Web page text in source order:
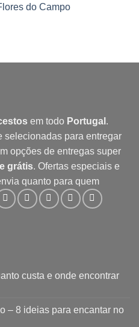
do Campo
em todo Portugal .
selecionadas para entregar
opções de entregas super
grátis. Ofertas especiais e
quanto para quem
custa e onde encontrar
– 8 ideias para encantar no